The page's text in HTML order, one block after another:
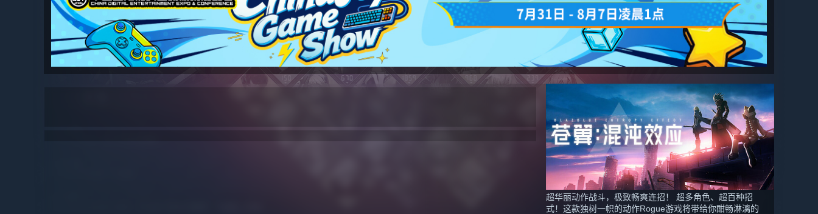
超华丽动作战斗，极致畅爽连招！ 超多角色、超百种招
式！这款独树一帜的动作Rogue游戏将带给你酣畅淋漓的